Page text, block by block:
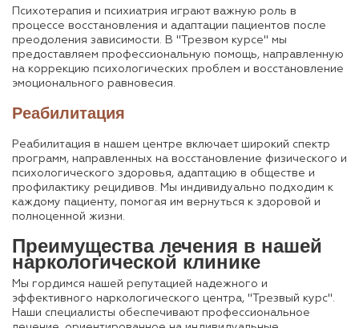
Психотерапия и психиатрия играют важную роль в
процессе восстановления и адаптации пациентов после
преодоления зависимости. В "Трезвом курсе" мы
предоставляем профессиональную помощь, направленную
на коррекцию психологических проблем и восстановление
эмоционального равновесия.
Реабилитация
Реабилитация в нашем центре включает широкий спектр
программ, направленных на восстановление физического и
психологического здоровья, адаптацию в обществе и
профилактику рецидивов. Мы индивидуально подходим к
каждому пациенту, помогая им вернуться к здоровой и
полноценной жизни.
Преимущества лечения в нашей
наркологической клинике
Мы гордимся нашей репутацией надежного и
эффективного наркологического центра, "Трезвый курс".
Наши специалисты обеспечивают профессиональное